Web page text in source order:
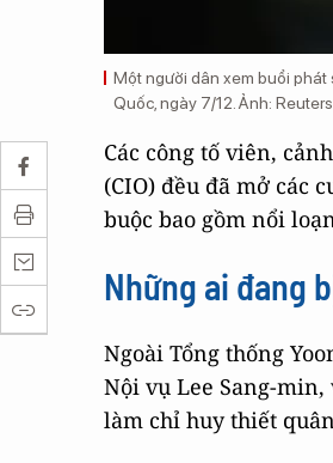
Một người dân xem buổi phát
Quốc, ngày 7/12. Ảnh: Reuters.
Các công tố viên,
(CIO) đều đã mở các
buộc bao gồm nổi
Những ai đang
Ngoài Tổng thống
Nội vụ Lee Sang-
làm chỉ huy thiết